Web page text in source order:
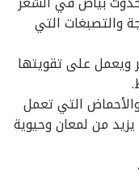
والتصبغات التي
ويعمل على تقويتها
التي تعمل
من لمعان وحيوية